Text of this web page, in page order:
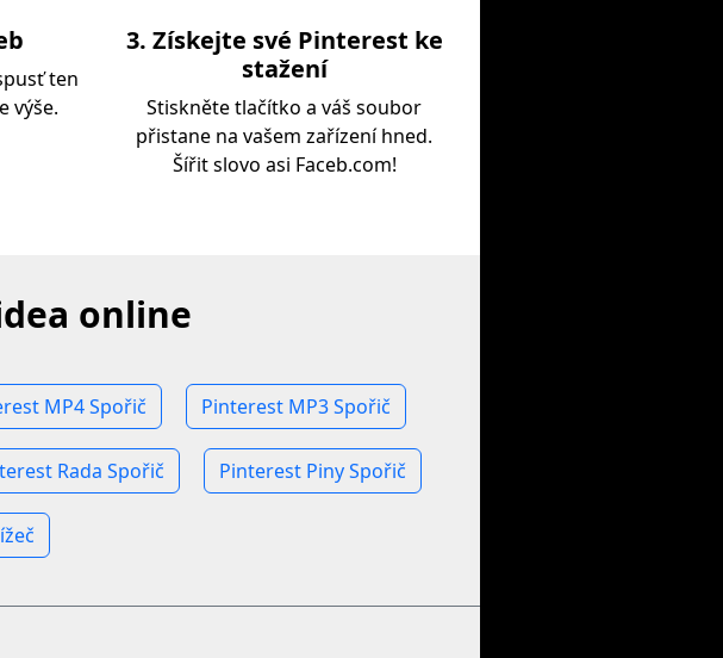
ten
výše.
3. Získejte své Pinterest ke
stažení
Stiskněte tlačítko a váš soubor
přistane na vašem zařízení hned.
Šířit slovo asi Faceb.com!
online
MP4 Spořič Pinterest MP3 Spořič
Rada Spořič Pinterest Piny Spořič